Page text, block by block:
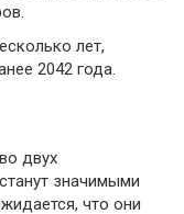
лет,
2042 года.
двух
значимыми
что они